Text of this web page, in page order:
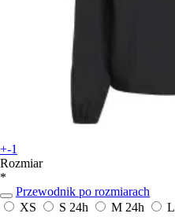
+-1
Rozmiar
*
Przewodnik po rozmiarach
XS
S 24h M 24h L